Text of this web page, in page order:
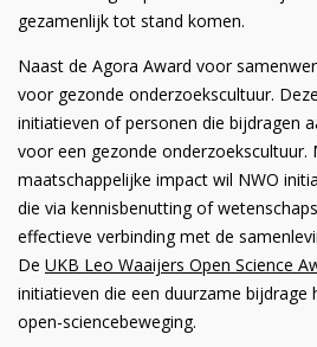
gezamenlijk tot stand komen.
Naast de Agora Award voor
voor gezonde onderzoekscultuur.
initiatieven of personen die bijdragen
voor een gezonde onderzoekscultuur.
maatschappelijke impact wil NWO
die via kennisbenutting of
effectieve verbinding met de
De UKB Leo Waaijers Open Science
initiatieven die een duurzame bijdrage
open-sciencebeweging.